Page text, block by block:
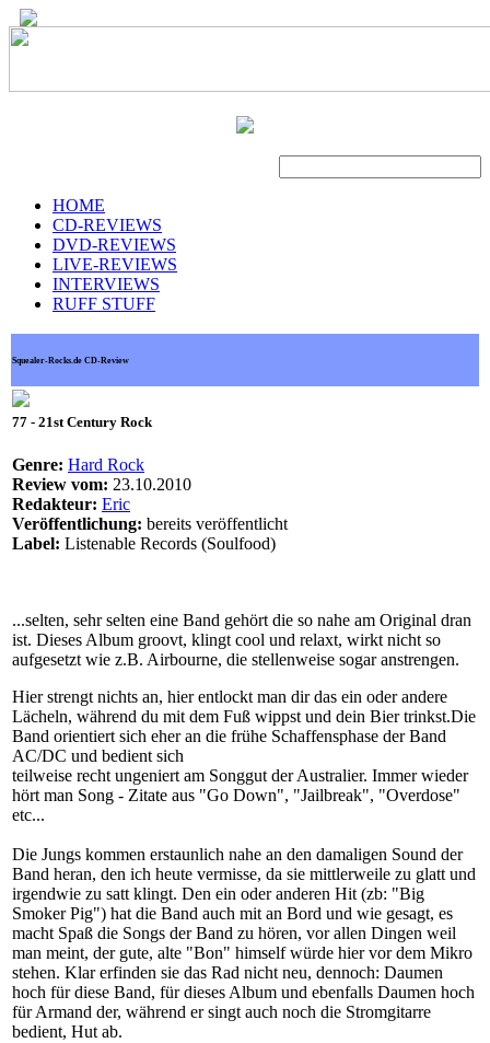
HOME
CD-REVIEWS
DVD-REVIEWS
LIVE-REVIEWS
INTERVIEWS
RUFF STUFF
Squealer-Rocks.de CD-Review
77 - 21st Century Rock
Genre: Hard Rock
Review vom: 23.10.2010
Redakteur: Eric
Veröffentlichung: bereits veröffentlicht
Label: Listenable Records (Soulfood)
...selten, sehr selten eine Band gehört die so nahe am Original dran
ist. Dieses Album groovt, klingt cool und relaxt, wirkt nicht so
aufgesetzt wie z.B. Airbourne, die stellenweise sogar anstrengen.
Hier strengt nichts an, hier entlockt man dir das ein oder andere
Lächeln, während du mit dem Fuß wippst und dein Bier trinkst.Die
Band orientiert sich eher an die frühe Schaffensphase der Band
AC/DC und bedient sich
teilweise recht ungeniert am Songgut der Australier. Immer wieder
hört man Song - Zitate aus "Go Down", "Jailbreak", "Overdose"
etc...
Die Jungs kommen erstaunlich nahe an den damaligen Sound der
Band heran, den ich heute vermisse, da sie mittlerweile zu glatt und
irgendwie zu satt klingt. Den ein oder anderen Hit (zb: "Big
Smoker Pig") hat die Band auch mit an Bord und wie gesagt, es
macht Spaß die Songs der Band zu hören, vor allen Dingen weil
man meint, der gute, alte "Bon" himself würde hier vor dem Mikro
stehen. Klar erfinden sie das Rad nicht neu, dennoch: Daumen
hoch für diese Band, für dieses Album und ebenfalls Daumen hoch
für Armand der, während er singt auch noch die Stromgitarre
bedient, Hut ab.